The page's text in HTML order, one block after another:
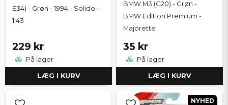
E34) - Grøn - 1994 - Solido -
1:43
229 kr
På lager
LÆG I KURV
BMW M3 (G20) - Grøn -
BMW Edition Premium -
Majorette
35 kr
På lager
LÆG I KURV
NYHED